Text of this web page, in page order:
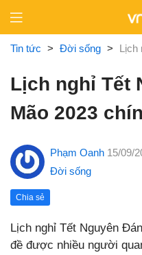
content
Tin tức > Đời sống > Lịch
Lịch nghỉ Tết
Mão 2023
Phạm Oanh 15/09/
Đời sống
Chia sẻ
Lịch nghỉ Tết Nguyên
đề được nhiều người